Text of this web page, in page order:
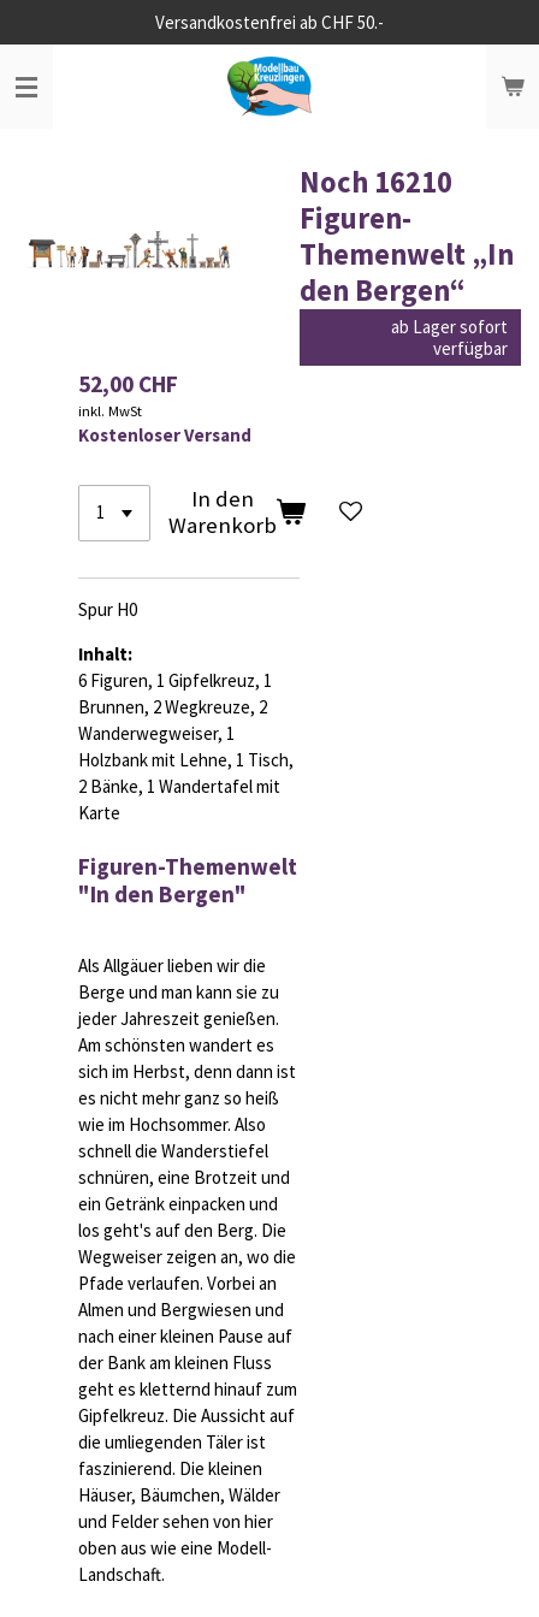
Hauptinhalt
springen
Versandkostenfrei ab CHF 50.-
Noch 16210
Figuren-
Themenwelt „In
den Bergen“
ab Lager sofort
verfügbar
52,00 CHF
inkl. MwSt
Kostenloser Versand
In den
Warenkorb
Spur H0
Inhalt:
6 Figuren, 1 Gipfelkreuz, 1
Brunnen, 2 Wegkreuze, 2
Wanderwegweiser, 1
Holzbank mit Lehne, 1 Tisch,
2 Bänke, 1 Wandertafel mit
Karte
Figuren-Themenwelt
"In den Bergen"
Als Allgäuer lieben wir die
Berge und man kann sie zu
jeder Jahreszeit genießen.
Am schönsten wandert es
sich im Herbst, denn dann ist
es nicht mehr ganz so heiß
wie im Hochsommer. Also
schnell die Wanderstiefel
schnüren, eine Brotzeit und
ein Getränk einpacken und
los geht's auf den Berg. Die
Wegweiser zeigen an, wo die
Pfade verlaufen. Vorbei an
Almen und Bergwiesen und
nach einer kleinen Pause auf
der Bank am kleinen Fluss
geht es kletternd hinauf zum
Gipfelkreuz. Die Aussicht auf
die umliegenden Täler ist
faszinierend. Die kleinen
Häuser, Bäumchen, Wälder
und Felder sehen von hier
oben aus wie eine Modell-
Landschaft.